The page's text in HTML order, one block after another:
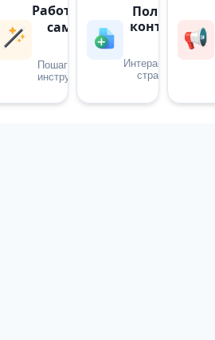
Работают
сами
Пошаговые
инструкции
Полный
контекст
Интерактивные
страницы